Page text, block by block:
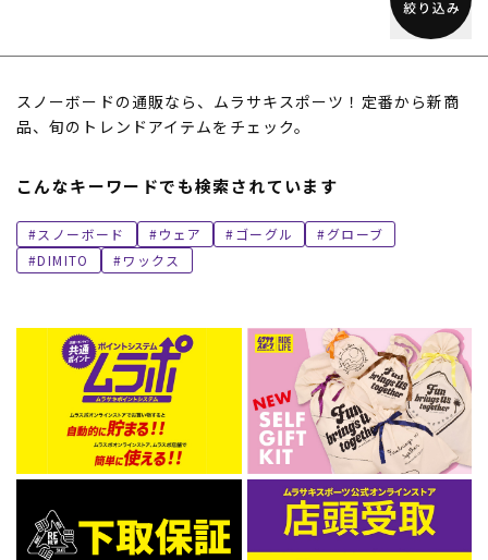
スノーボードの通販なら、ムラサキスポーツ！定番から新商
品、旬のトレンドアイテムをチェック。
こんなキーワードでも検索されています
スノーボード ウェア ゴーグル
グローブ
DIMITO
ワックス